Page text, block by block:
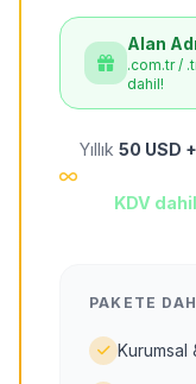
Alan
.com.tr /
dahil!
Yıllık 50 USD
KDV
PAKETE
Kurumsal